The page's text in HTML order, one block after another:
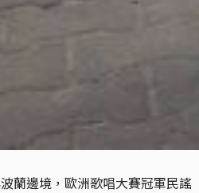
蘭邊境，歐洲歌唱大賽冠軍民謠